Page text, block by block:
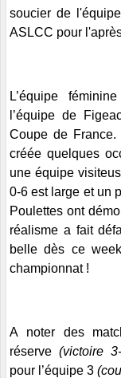
soucier de
ASLCC pour
L’équipe
l’équipe de
Coupe de
créée quelques
une équipe
0-6 est large et un
Poulettes ont
réalisme a fait
belle dès ce
championnat !
A noter des
réserve (victoire
pour l’équipe 3